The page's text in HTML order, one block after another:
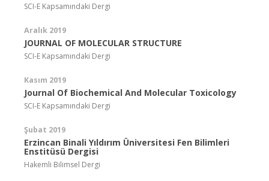
SCI-E Kapsamındaki Dergi
Aralık 2019
JOURNAL OF MOLECULAR STRUCTURE
SCI-E Kapsamındaki Dergi
Kasım 2019
Journal Of Biochemical And Molecular Toxicology
SCI-E Kapsamındaki Dergi
Şubat 2019
Erzincan Binali Yıldırım Üniversitesi Fen Bilimleri
Enstitüsü Dergisi
Hakemli Bilimsel Dergi